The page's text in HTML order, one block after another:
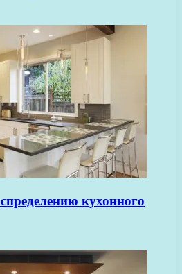
кухонного